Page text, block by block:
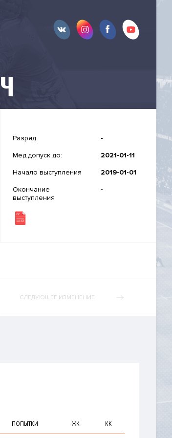
Разряд -
Мед.допуск до: 2021-01-11
Начало выступления 2019-01-01
Окончание
выступления
-
СЛЕДУЮЩЕЕ ИЗМЕНЕНИЕ
ПОПЫТКИ ЖК КК